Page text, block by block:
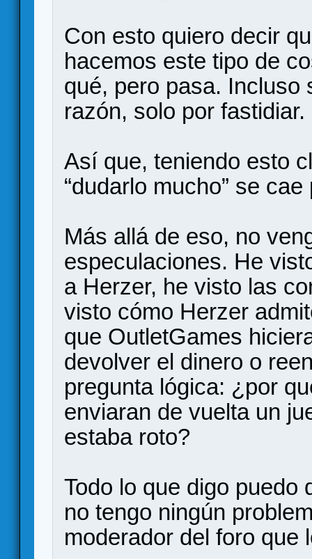
Con esto quiero decir
hacemos este tipo de
qué, pero pasa. Incluso
razón, solo por fastidiar.
Así que, teniendo esto
“dudarlo mucho” se
Más allá de eso, no
especulaciones. He
a Herzer, he visto las
visto cómo Herzer
que OutletGames
devolver el dinero o
pregunta lógica: ¿por
enviaran de vuelta un
estaba roto?
Todo lo que digo puedo
no tengo ningún
moderador del foro que